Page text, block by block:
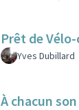
Prêt de
Yves Dubillard
À chacun